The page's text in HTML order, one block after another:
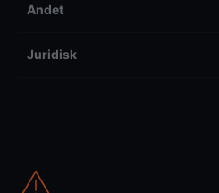
Andet
Juridisk